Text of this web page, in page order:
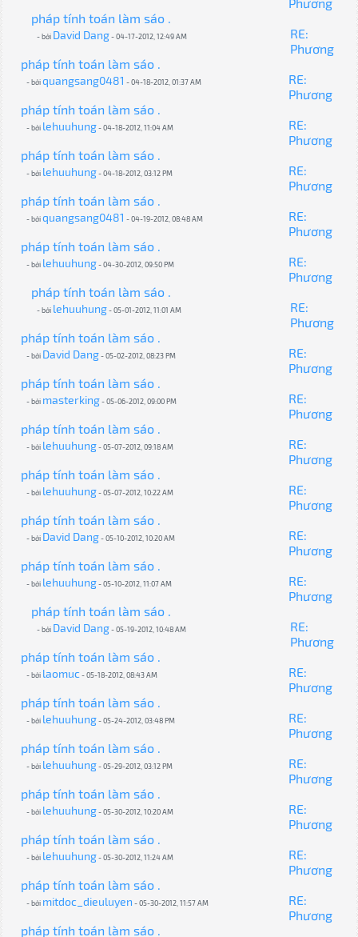
Phương
pháp tính toán làm sáo .
- bởi David Dang- 04-17-2012, 12:49 AM
RE:
Phương
pháp tính toán làm sáo .
- bởiquangsang0481 - 04-18-2012, 01:37 AM
RE:
Phương
pháp tính toán làm sáo .
- bởi lehuuhung- 04-18-2012, 11:04 AM
RE:
Phương
pháp tính toán làm sáo .
- bởi lehuuhung- 04-18-2012, 03:12 PM
RE:
Phương
pháp tính toán làm sáo .
- bởiquangsang0481 - 04-19-2012, 08:48 AM
RE:
Phương
pháp tính toán làm sáo .
- bởi lehuuhung- 04-30-2012, 09:50 PM
RE:
Phương
pháp tính toán làm sáo .
- bởi lehuuhung- 05-01-2012, 11:01 AM
RE:
Phương
pháp tính toán làm sáo .
- bởi David Dang- 05-02-2012, 08:23 PM
RE:
Phương
pháp tính toán làm sáo .
- bởi masterking- 05-06-2012, 09:00 PM
RE:
Phương
pháp tính toán làm sáo .
- bởi lehuuhung- 05-07-2012, 09:18 AM
RE:
Phương
pháp tính toán làm sáo .
- bởi lehuuhung- 05-07-2012, 10:22 AM
RE:
Phương
pháp tính toán làm sáo .
- bởi David Dang- 05-10-2012, 10:20 AM
RE:
Phương
pháp tính toán làm sáo .
- bởi lehuuhung- 05-10-2012, 11:07 AM
RE:
Phương
pháp tính toán làm sáo .
- bởi David Dang- 05-19-2012, 10:48 AM
RE:
Phương
pháp tính toán làm sáo .
- bởi laomuc- 05-18-2012, 08:43 AM
RE:
Phương
pháp tính toán làm sáo .
- bởi lehuuhung- 05-24-2012, 03:48 PM
RE:
Phương
pháp tính toán làm sáo .
- bởi lehuuhung- 05-29-2012, 03:12 PM
RE:
Phương
pháp tính toán làm sáo .
- bởi lehuuhung- 05-30-2012, 10:20 AM
RE:
Phương
pháp tính toán làm sáo .
- bởi lehuuhung- 05-30-2012, 11:24 AM
RE:
Phương
pháp tính toán làm sáo .
- bởi mitdoc_dieuluyen - 05-30-2012, 11:57 AM
RE:
Phương
pháp tính toán làm sáo .